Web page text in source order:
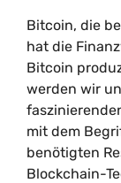
Bitcoin, die
hat die
Bitcoin
werden wir
mit dem
benötigten
Blockchain-